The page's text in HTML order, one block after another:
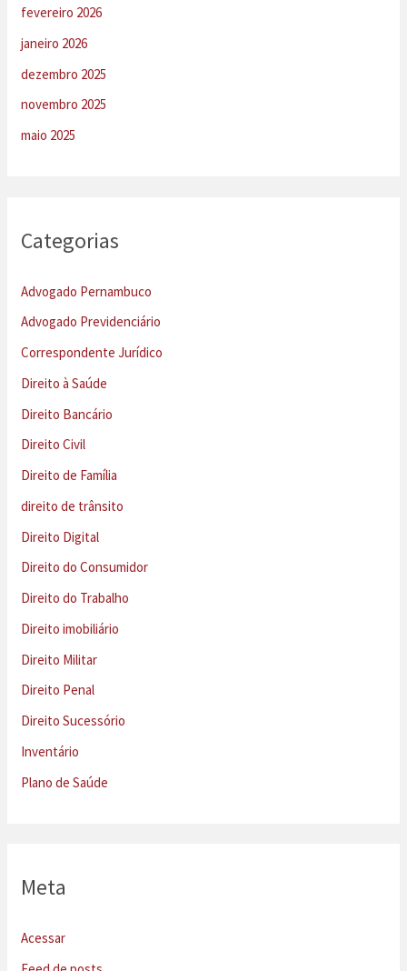
fevereiro 2026
janeiro 2026
dezembro 2025
novembro 2025
maio 2025
Categorias
Advogado Pernambuco
Advogado Previdenciário
Correspondente Jurídico
Direito à Saúde
Direito Bancário
Direito Civil
Direito de Família
direito de trânsito
Direito Digital
Direito do Consumidor
Direito do Trabalho
Direito imobiliário
Direito Militar
Direito Penal
Direito Sucessório
Inventário
Plano de Saúde
Meta
Acessar